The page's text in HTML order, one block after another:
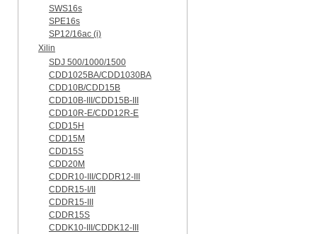
SWS16s
SPE16s
SP12/16ac (i)
Xilin
SDJ 500/1000/1500
CDD1025BA/CDD1030BA
CDD10B/CDD15B
CDD10B-III/CDD15B-III
CDD10R-E/CDD12R-E
CDD15H
CDD15M
CDD15S
CDD20M
CDDR10-III/CDDR12-III
CDDR15-I/II
CDDR15-III
CDDR15S
CDDK10-III/CDDK12-III